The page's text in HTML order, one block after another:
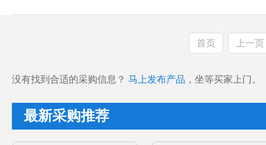
首页 上一页
没有找到合适的采购信息？ 马上发布产品 ，坐等买家上门。
最新采购推荐